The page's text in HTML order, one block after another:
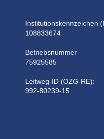
Institutionskennzeichen
108833674
Betriebsnummer
75925585
Leitweg-ID (OZG-RE):
992-80239-15